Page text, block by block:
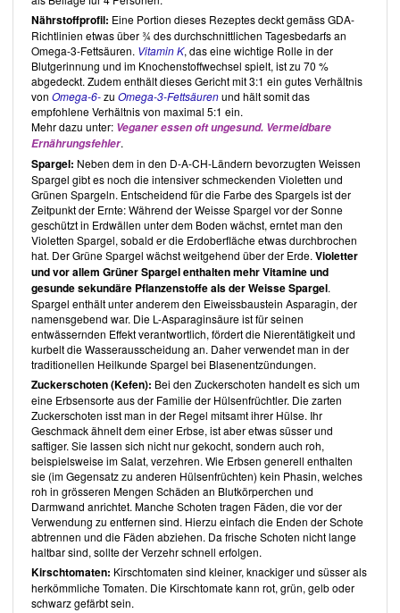
Nährstoffprofil: Eine Portion dieses Rezeptes deckt gemäss GDA-
Richtlinien etwas über ¾ des durchschnittlichen Tagesbedarfs an
Omega-3-Fettsäuren. Vitamin K, das eine wichtige Rolle in der
Blutgerinnung und im Knochenstoffwechsel spielt, ist zu 70 %
abgedeckt. Zudem enthält dieses Gericht mit 3:1 ein gutes Verhältnis
von Omega-6-zu Omega-3-Fettsäurenund hält somit das
empfohlene Verhältnis von maximal 5:1 ein.
Mehr dazu unter: Veganer essen oft ungesund. Vermeidbare
Ernährungsfehler.
Spargel: Neben dem in den D-A-CH-Ländern bevorzugten Weissen
Spargel gibt es noch die intensiver schmeckenden Violetten und
Grünen Spargeln. Entscheidend für die Farbe des Spargels ist der
Zeitpunkt der Ernte: Während der Weisse Spargel vor der Sonne
geschützt in Erdwällen unter dem Boden wächst, erntet man den
Violetten Spargel, sobald er die Erdoberfläche etwas durchbrochen
hat. Der Grüne Spargel wächst weitgehend über der Erde. Violetter
und vor allem Grüner Spargel enthalten mehr Vitamine und
gesunde sekundäre Pflanzenstoffe als der Weisse Spargel.
Spargel enthält unter anderem den Eiweissbaustein Asparagin, der
namensgebend war. Die L-Asparaginsäure ist für seinen
entwässernden Effekt verantwortlich, fördert die Nierentätigkeit und
kurbelt die Wasserausscheidung an. Daher verwendet man in der
traditionellen Heilkunde Spargel bei Blasenentzündungen.
Zuckerschoten (Kefen): Bei den Zuckerschoten handelt es sich um
eine Erbsensorte aus der Familie der Hülsenfrüchtler. Die zarten
Zuckerschoten isst man in der Regel mitsamt ihrer Hülse. Ihr
Geschmack ähnelt dem einer Erbse, ist aber etwas süsser und
saftiger. Sie lassen sich nicht nur gekocht, sondern auch roh,
beispielsweise im Salat, verzehren. Wie Erbsen generell enthalten
sie (im Gegensatz zu anderen Hülsenfrüchten) kein Phasin, welches
roh in grösseren Mengen Schäden an Blutkörperchen und
Darmwand anrichtet. Manche Schoten tragen Fäden, die vor der
Verwendung zu entfernen sind. Hierzu einfach die Enden der Schote
abtrennen und die Fäden abziehen. Da frische Schoten nicht lange
haltbar sind, sollte der Verzehr schnell erfolgen.
Kirschtomaten: Kirschtomaten sind kleiner, knackiger und süsser als
herkömmliche Tomaten. Die Kirschtomate kann rot, grün, gelb oder
schwarz gefärbt sein.